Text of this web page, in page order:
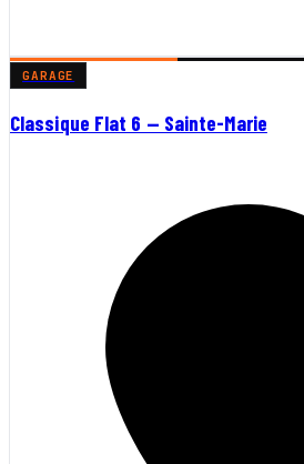
GARAGE
Classique Flat 6 — Sainte-Marie